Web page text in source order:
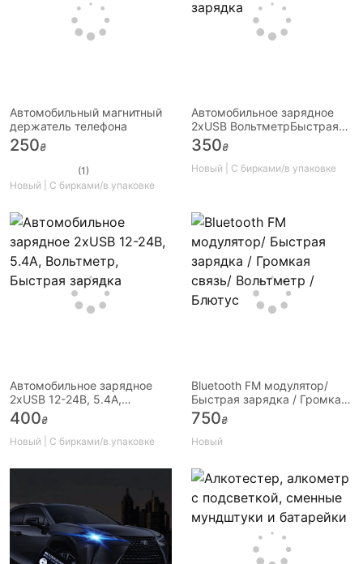
Автомобильный магнитный
держатель телефона
250₴
(1)
Новый | С бирками/в упаковке
Автомобильное зарядное
2хUSB ВольтметрБыстрая
зарядка
350₴
Новый | С бирками/в упаковке
Автомобильное зарядное
2хUSB 12-24В, 5.4А,
Вольтметр, Быстрая
зарядка
400₴
Новый | С бирками/в упаковке
Bluetooth FM модулятор/
Быстрая зарядка / Громкая
связь/ Вольтметр / Блютус
750₴
Новый